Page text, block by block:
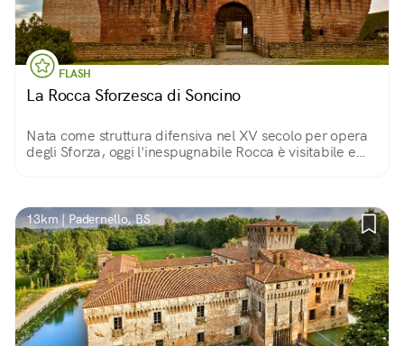
FLASH
La Rocca Sforzesca di Soncino
Nata come struttura difensiva nel XV secolo per opera
degli Sforza, oggi l'inespugnabile Rocca è visitabile e
13km | Padernello, BS